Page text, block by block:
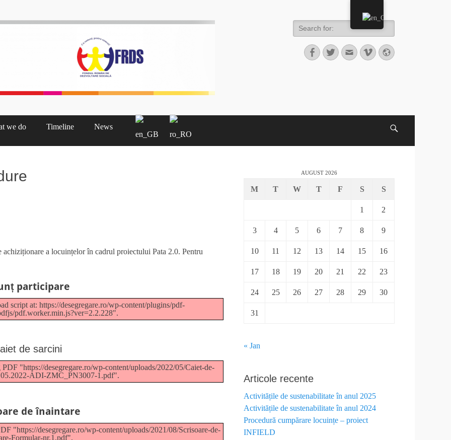
we do Timeline News
a locuințelor în cadrul proiectului Pata 2.0. Pentru
participare
script at: https://desegregare.ro/wp-content/plugins/pdf-
pdf.worker.min.js?ver=2.2.228".
de sarcini
"https://desegregare.ro/wp-content/uploads/2022/05/Caiet-de-
ADI-ZMC_PN3007-1.pdf".
de înaintare
"https://desegregare.ro/wp-content/uploads/2021/08/Scrisoare-de-
Formular-nr.1.pdf".
AUGUST 2026
M T W T F S S
1 2
3 4 5 6 7 8 9
10 11 12 13 14 15 16
17 18 19 20 21 22 23
24 25 26 27 28 29 30
31
« Jan
Articole recente
Activitățile de sustenabilitate în anul 2025
Activitățile de sustenabilitate în anul 2024
Procedură cumpărare locuințe – proiect
INFIELD